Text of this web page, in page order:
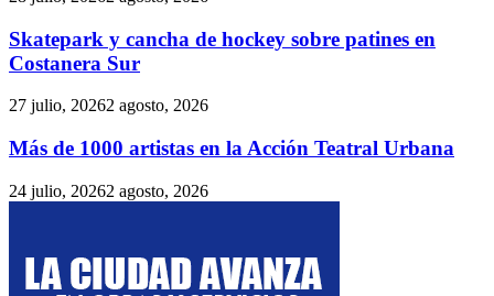
Skatepark y cancha de hockey sobre patines en
Costanera Sur
27 julio, 20262 agosto, 2026
Más de 1000 artistas en la Acción Teatral Urbana
24 julio, 20262 agosto, 2026